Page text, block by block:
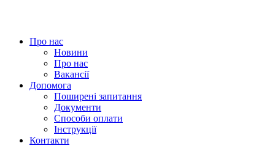
Про нас
Новини
Про нас
Вакансії
Допомога
Поширені запитання
Документи
Способи оплати
Інструкції
Контакти